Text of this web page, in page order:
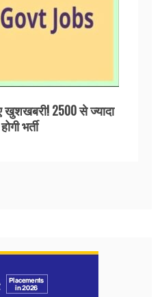
2500 से ज्यादा
भर्ती